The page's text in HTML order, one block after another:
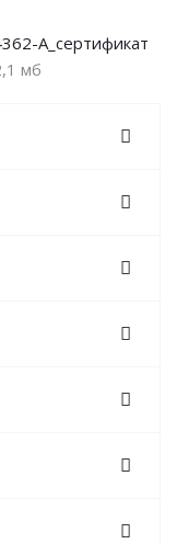
A_сертификат
мб